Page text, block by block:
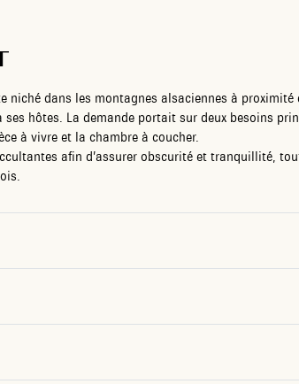
niché dans les montagnes alsaciennes à
hôtes. La demande portait sur deux besoins
à vivre et la chambre à coucher.
afin d’assurer obscurité et tranquillité,